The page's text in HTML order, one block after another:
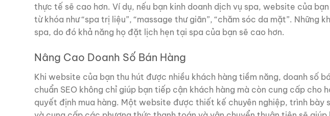
thực tế sẽ cao hơn. Ví dụ, nếu bạn kinh doanh dịch vụ spa, website của
từ khóa như “spa trị liệu”, “massage thư giãn”, “chăm sóc da mặt”. Những
spa, do đó khả năng họ đặt lịch hẹn tại spa của bạn sẽ cao hơn.
Nâng Cao Doanh Số Bán Hàng
Khi website của bạn thu hút được nhiều khách hàng tiềm năng, doanh số
chuẩn SEO không chỉ giúp bạn tiếp cận khách hàng mà còn cung cấp cho
quyết định mua hàng. Một website được thiết kế chuyên nghiệp, trình bày